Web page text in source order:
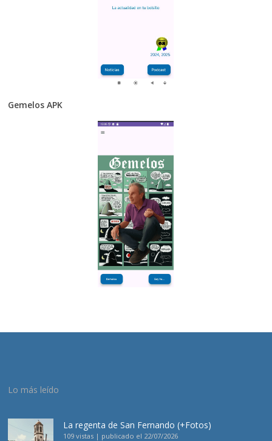
Gemelos APK
Lo más leído
La regenta de San Fernando (+Fotos)
109 vistas | publicado el 22/07/2026